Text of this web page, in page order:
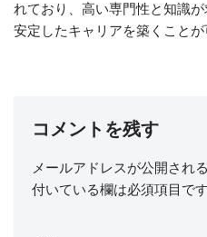
れており、高い専門性と知識
安定したキャリアを築くことが
コメントを残す
メールアドレスが公開され
付いている欄は必須項目です